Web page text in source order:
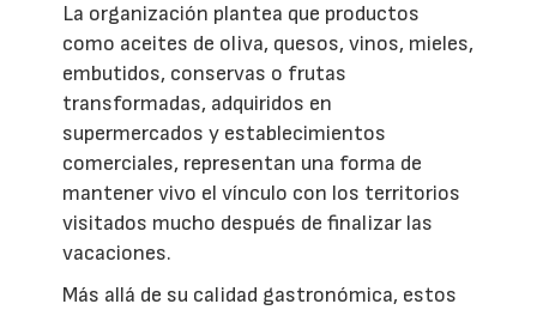
La organización plantea que productos
como aceites de oliva, quesos, vinos, mieles,
embutidos, conservas o frutas
transformadas, adquiridos en
supermercados y establecimientos
comerciales, representan una forma de
mantener vivo el vínculo con los territorios
visitados mucho después de finalizar las
vacaciones.
Más allá de su calidad gastronómica, estos